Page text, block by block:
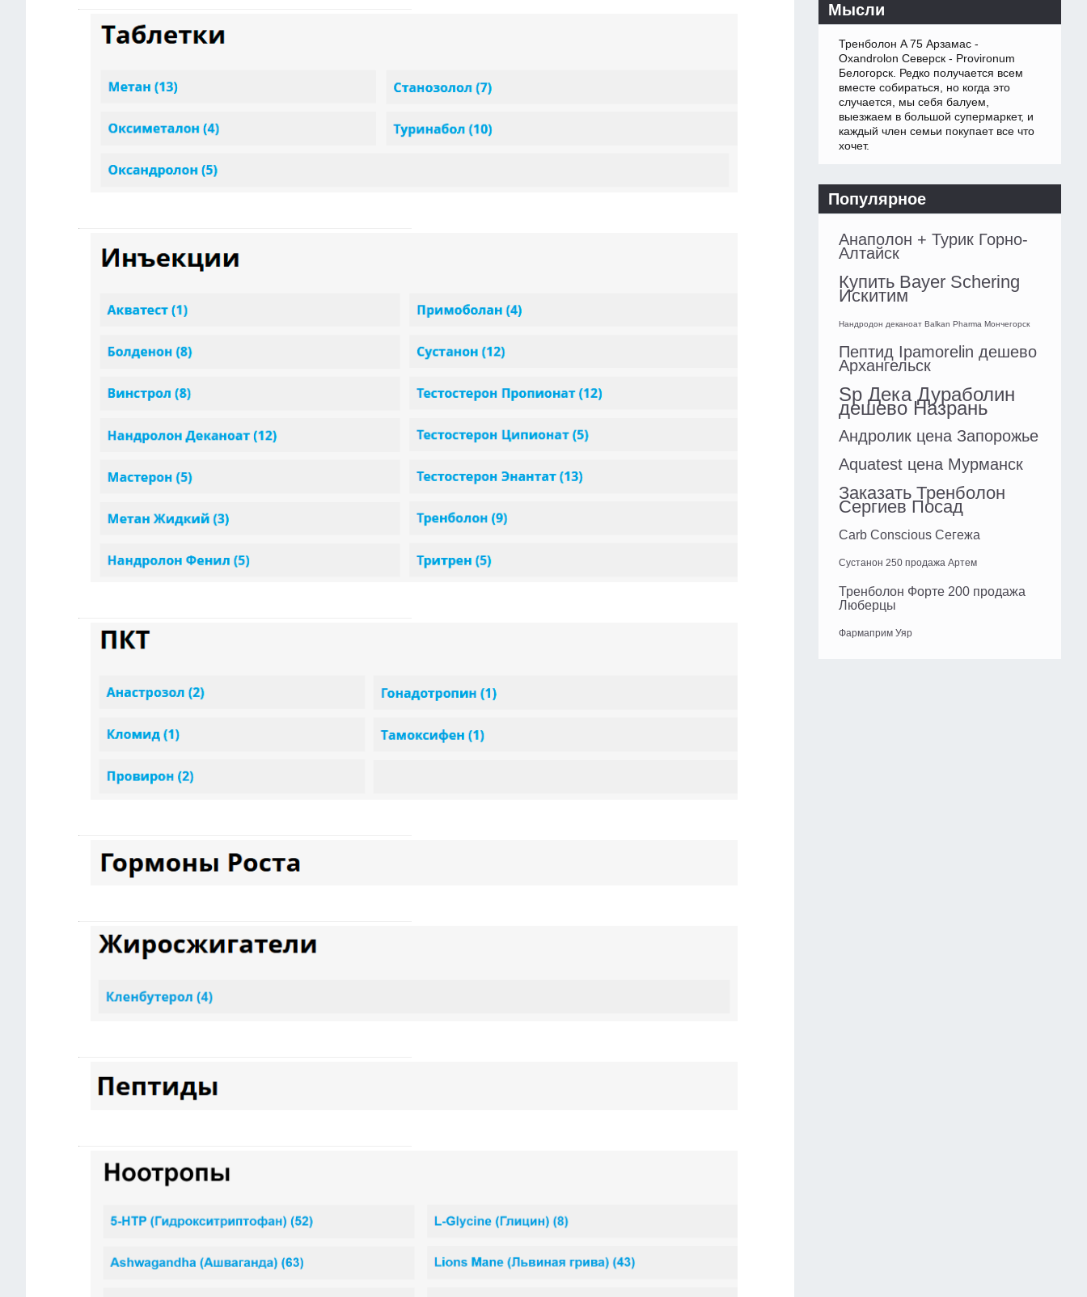
Мысли
Тренболон A 75 Арзамас -
Oxandrolon Северск - Provironum
Белогорск. Редко получается всем
вместе собираться, но когда это
случается, мы себя балуем,
выезжаем в большой супермаркет, и
каждый член семьи покупает все что
хочет.
Популярное
Анаполон + Турик Горно-
Алтайск
Купить Bayer Schering
Искитим
Нандродон деканоат Balkan Pharma Мончегорск
Пептид Ipamorelin дешево
Архангельск
Sp Дека Дураболин
дешево Назрань
Андролик цена Запорожье
Aquatest цена Мурманск
Заказать Тренболон
Сергиев Посад
Carb Conscious Сегежа
Сустанон 250 продажа Артем
Тренболон Форте 200 продажа
Люберцы
Фармаприм Уяр